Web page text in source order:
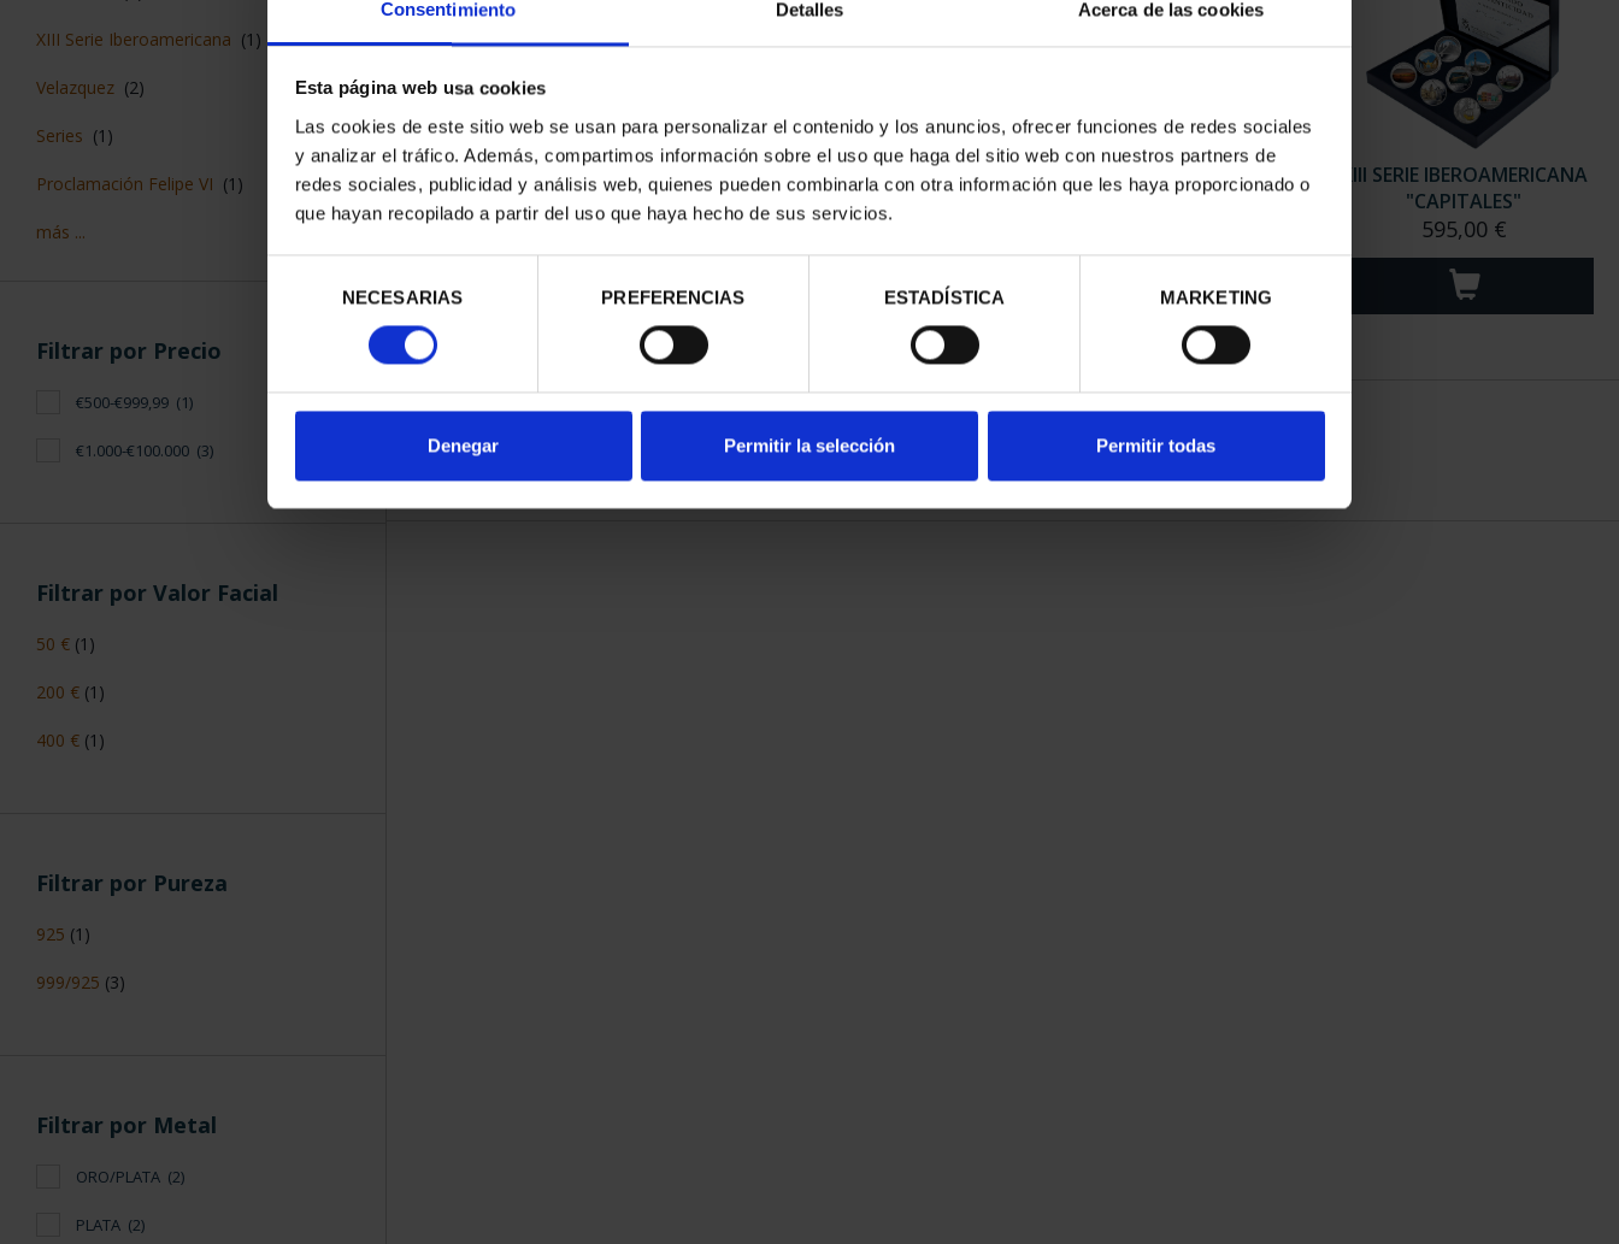
Consentimiento Detalles Acerca de las cookies
Esta página web usa cookies
Las cookies de este sitio web se usan para personalizar el contenido y los anuncios, ofrecer funciones de redes sociales
y analizar el tráfico. Además, compartimos información sobre el uso que haga del sitio web con nuestros partners de
redes sociales, publicidad y análisis web, quienes pueden combinarla con otra información que les haya proporcionado o
que hayan recopilado a partir del uso que haya hecho de sus servicios.
consentimiento
NECESARIAS PREFERENCIAS ESTADÍSTICA MARKETING
Denegar Permitir la selección Permitir todas
XIII Serie Iberoamericana (1)
Velazquez (2)
Series (1)
Proclamación Felipe VI (1)
más ...
Filtrar por Precio
€500-€999,99 (1)
€1.000-€100.000 (3)
Filtrar por Valor Facial
50 € (1)
200 € (1)
400 € (1)
Filtrar por Pureza
925 (1)
999/925 (3)
Filtrar por Metal
ORO/PLATA (2)
PLATA (2)
PROCLAMACIÓN FELIPE VI
(2024) COLECCIÓN
3.080,00 €
425 ANIV. DE VELÁQUEZ
(2024) COL. COMP.
5.349,00 €
425 ANIV. DE VELÁZQUEZ
(2024) COL. PLATA
XIII SERIE IBEROAMERICANA
"CAPITALES"
595,00 €